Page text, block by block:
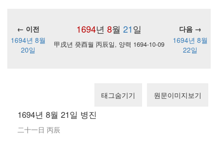
1694년 8월 21일
← 이전
다음 →
1694년 8월
20일
甲戌년 癸酉월 丙辰일, 양력 1694-10-09
1694년 8월
22일
태그숨기기 원문이미지보기
1694년 8월 21일 병진
二十一日 丙辰